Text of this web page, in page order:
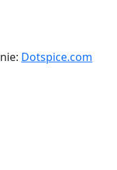
Dotspice.com